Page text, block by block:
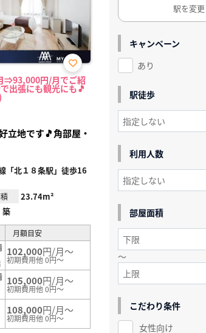
⇒93,000円/月でご紹
出張にも観光にも🎵
お気
に入
り登
立地です🎵角部屋・
「北１８条駅」徒歩16
23.74m²
築
月額目安
102,000円/月～
初期費用他 0円～
105,000円/月～
初期費用他 0円～
108,000円/月～
初期費用他 0円～
駅を変更
キャンペーン
あり
駅徒歩
利用人数
部屋面積
～
こだわり条件
女性向け